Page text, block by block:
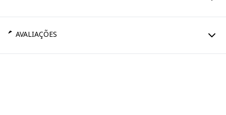
AVALIAÇÕES